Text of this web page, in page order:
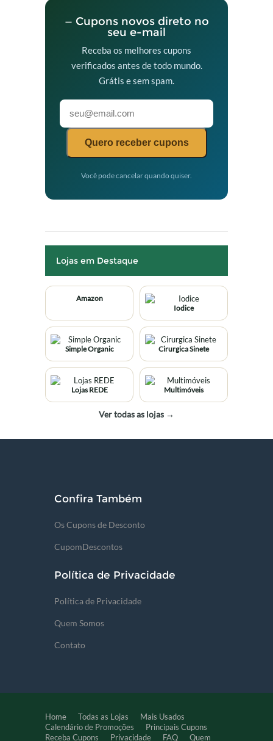
— Cupons novos direto no
seu e-mail
Receba os melhores cupons
verificados antes de todo mundo.
Grátis e sem spam.
Quero receber cupons
Você pode cancelar quando quiser.
Lojas em Destaque
Amazon
Iodice
Simple Organic Cirurgica Sinete
Lojas REDE Multimóveis
Ver todas as lojas →
Confira Também
Os Cupons de Desconto
CupomDescontos
Política de Privacidade
Política de Privacidade
Quem Somos
Contato
Home Todas as Lojas
Mais Usados
Calendário de Promoções
Principais Cupons
Receba Cupons
Privacidade FAQ Quem